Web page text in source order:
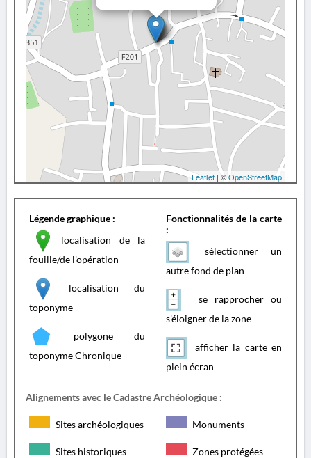
Leaflet | ©OpenStreetMap
Légende graphique :
localisation de la
fouille/de l'opération
localisation du
toponyme
polygone du
toponyme Chronique
Fonctionnalités de la carte
:
sélectionner un
autre fond de plan
se rapprocher ou
s'éloigner de la zone
afficher la carte en
plein écran
Alignements avec le Cadastre Archéologique :
Sites archéologiques Monuments
Sites historiques Zones protégées